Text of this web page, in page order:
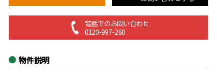
電話でのお問い合わせ
0120-997-260
物件説明